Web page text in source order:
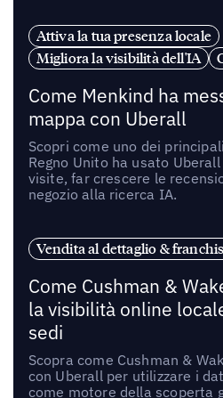
Attiva la tua presenza locale
Migliora la visibilità dell'IA
Come Menkind ha
mappa con Uberall
Scopri come uno dei
Regno Unito ha usato
visite, far crescere le
negozio alla ricerca IA.
Vendita al dettaglio &
Come Cushman &
la visibilità online
sedi
Scopra come Cushman &
con Uberall per utilizzare i
come motore della scoperta